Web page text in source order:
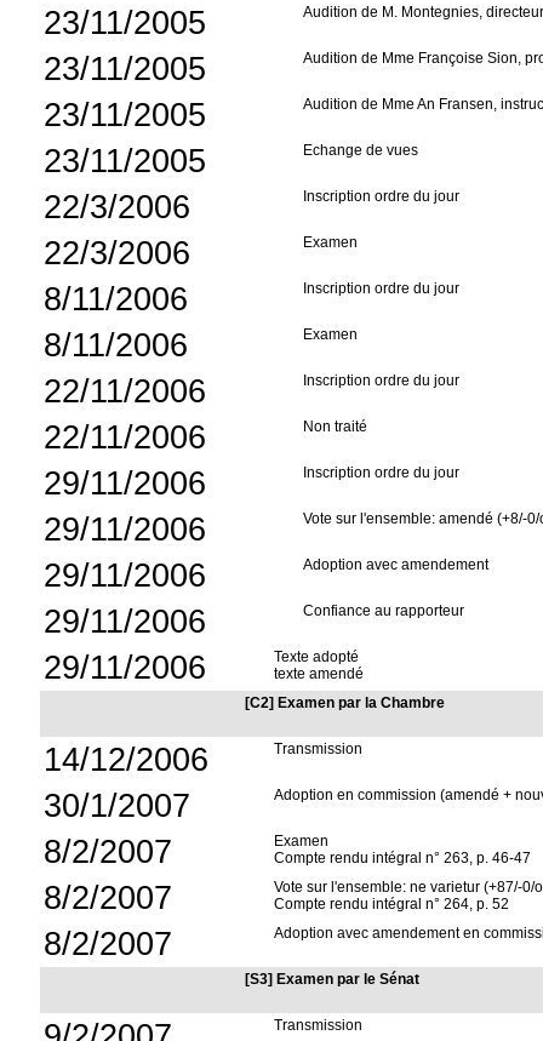
23/11/2005 Audition de M. Montegnies,
23/11/2005 Audition de Mme Françoise Sion,
23/11/2005 Audition de Mme An Fransen,
23/11/2005 Echange de vues
22/3/2006 Inscription ordre du jour
22/3/2006 Examen
8/11/2006 Inscription ordre du jour
8/11/2006 Examen
22/11/2006 Inscription ordre du jour
22/11/2006 Non traité
29/11/2006 Inscription ordre du jour
29/11/2006 Vote sur l'ensemble: amendé (+8/-
29/11/2006 Adoption avec amendement
29/11/2006 Confiance au rapporteur
29/11/2006
Texte adopté
texte amendé
[C2] Examen par la Chambre
14/12/2006 Transmission
30/1/2007 Adoption en commission (amendé +
8/2/2007
Examen
Compte rendu intégral n° 263, p. 46-47
8/2/2007
Vote sur l'ensemble: ne varietur (+87/-0/
Compte rendu intégral n° 264, p. 52
8/2/2007 Adoption avec amendement en
[S3] Examen par le Sénat
Transmission